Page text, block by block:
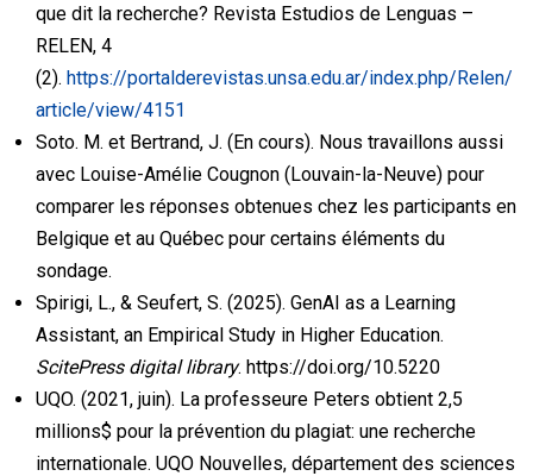
que dit la recherche? Revista Estudios de Lenguas –
RELEN, 4
(2). https://portalderevistas.unsa.edu.ar/index.php/Relen/
article/view/4151
Soto. M. et Bertrand, J. (En cours). Nous travaillons aussi
avec Louise-Amélie Cougnon (Louvain-la-Neuve) pour
comparer les réponses obtenues chez les participants en
Belgique et au Québec pour certains éléments du
sondage.
Spirigi, L., & Seufert, S. (2025). GenAI as a Learning
Assistant, an Empirical Study in Higher Education.
ScitePress digital library. https://doi.org/10.5220
UQO. (2021, juin). La professeure Peters obtient 2,5
millions$ pour la prévention du plagiat: une recherche
internationale. UQO Nouvelles, département des sciences